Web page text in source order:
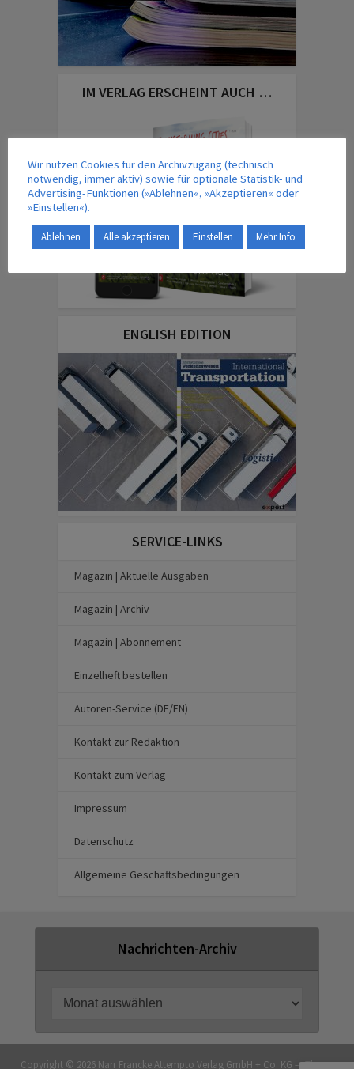
IM VERLAG ERSCHEINT AUCH …
ENGLISH EDITION
SERVICE-LINKS
Magazin | Aktuelle Ausgaben
Magazin | Archiv
Magazin | Abonnement
Einzelheft bestellen
Autoren-Service (DE/EN)
Kontakt zur Redaktion
Kontakt zum Verlag
Impressum
Datenschutz
Allgemeine Geschäftsbedingungen
Nachrichten-Archiv
Copyright © 2026 Narr Francke Attempto Verlag GmbH + Co. KG — Theme
Wir nutzen Cookies für den Archivzugang (technisch
notwendig, immer aktiv) sowie für optionale Statistik- und
Advertising-Funktionen (»Ablehnen«, »Akzeptieren« oder
»Einstellen«).
Ablehnen Alle akzeptieren Einstellen Mehr Info